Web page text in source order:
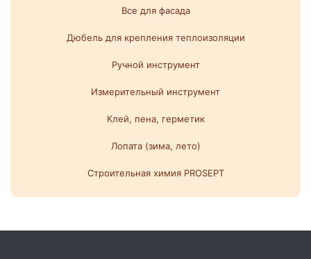
Все для фасада
Дюбель для крепления теплоизоляции
Ручной инструмент
Измерительный инструмент
Клей, пена, герметик
Лопата (зима, лето)
Строительная химия PROSEPT